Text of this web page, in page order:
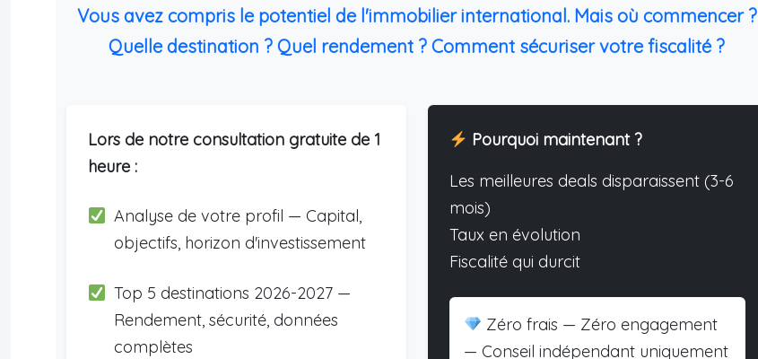
Vous avez compris le potentiel de l'immobilier international. Mais où commencer ?
Quelle destination ? Quel rendement ? Comment sécuriser votre fiscalité ?
Lors de notre consultation gratuite de 1
heure :
Analyse de votre profil — Capital,
objectifs, horizon d'investissement
Top 5 destinations 2026-2027 —
Rendement, sécurité, données
complètes
Pourquoi maintenant ?
Les meilleures deals disparaissent (3-6
mois)
Taux en évolution
Fiscalité qui durcit
Zéro frais — Zéro engagement
— Conseil indépendant uniquement